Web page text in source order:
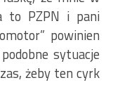
to PZPN i pani
powinien
sytuacje
żeby ten cyrk